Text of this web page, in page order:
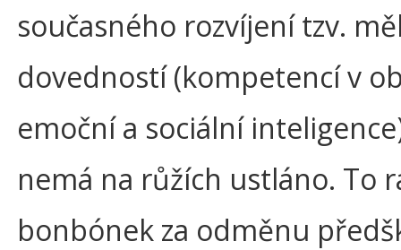
současného rozvíjení tzv.
dovedností (kompetencí v
emoční a sociální
nemá na růžích ustláno. To
bonbónek za odměnu